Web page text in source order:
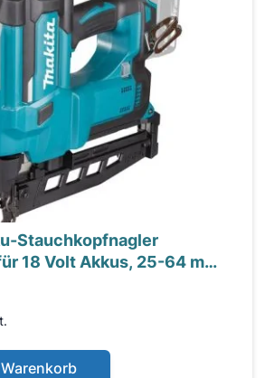
Stauchkopfnagler
18 Volt Akkus, 25-64 mm,